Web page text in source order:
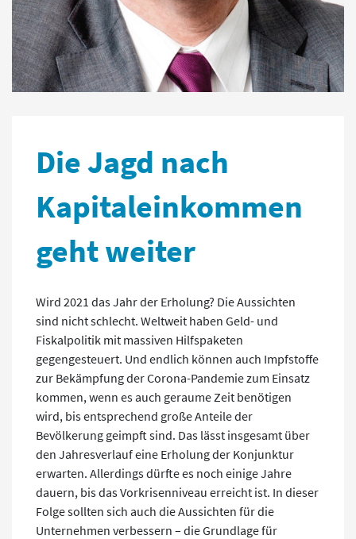
Die Jagd nach
Kapitaleinkommen
geht weiter
Wird 2021 das Jahr der Erholung? Die Aussichten
sind nicht schlecht. Weltweit haben Geld- und
Fiskalpolitik mit massiven Hilfspaketen
gegengesteuert. Und endlich können auch Impfstoffe
zur Bekämpfung der Corona-Pandemie zum Einsatz
kommen, wenn es auch geraume Zeit benötigen
wird, bis entsprechend große Anteile der
Bevölkerung geimpft sind. Das lässt insgesamt über
den Jahresverlauf eine Erholung der Konjunktur
erwarten. Allerdings dürfte es noch einige Jahre
dauern, bis das Vorkrisenniveau erreicht ist. In dieser
Folge sollten sich auch die Aussichten für die
Unternehmen verbessern – die Grundlage für